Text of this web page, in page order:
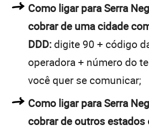
Como ligar para Serra
cobrar de uma cidade
DDD: digite 90 + código
operadora + número do
você quer se comunicar;
Como ligar para Serra
cobrar de outros estados